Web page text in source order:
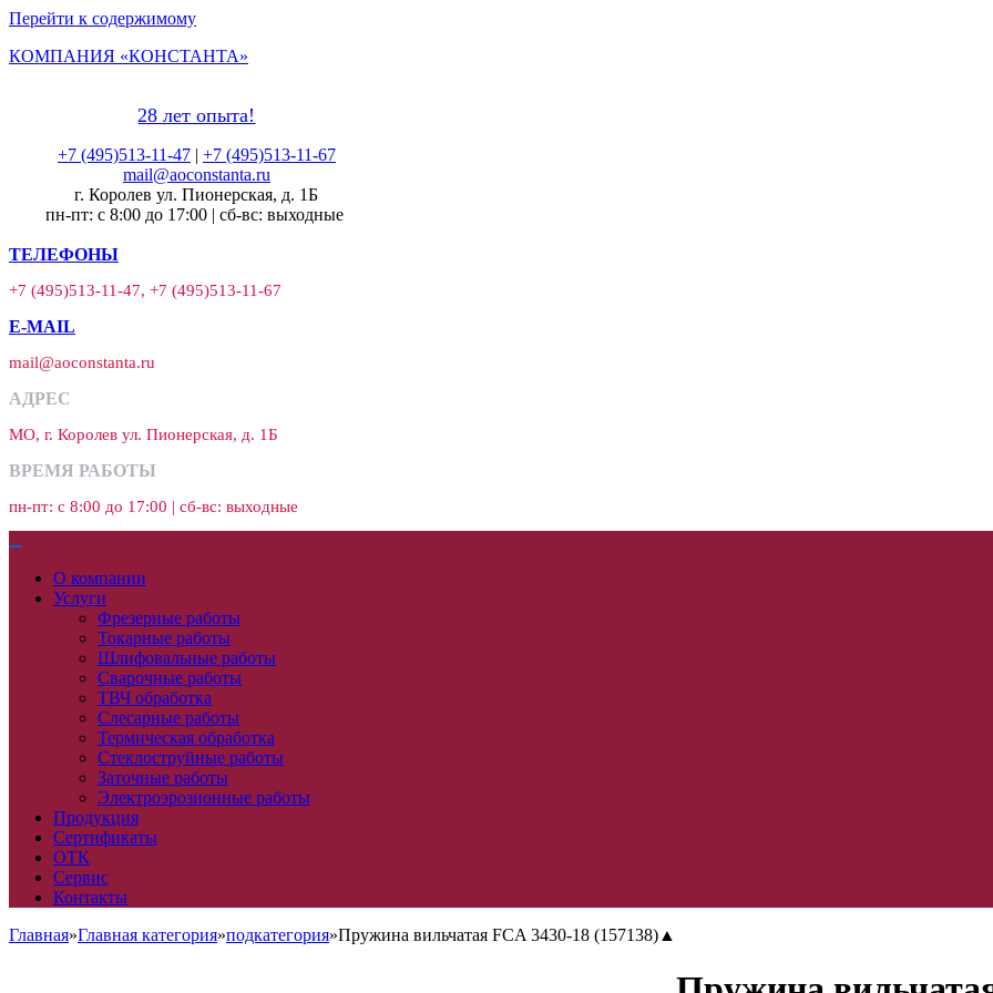
Перейти к содержимому
КОМПАНИЯ «КОНСТАНТА»
28 лет опыта!
+7 (495)513-11-47| +7 (495)513-11-67
mail@aoconstanta.ru
г. Королев ул. Пионерская, д. 1Б
пн-пт: с 8:00 до 17:00 | сб-вс: выходные
ТЕЛЕФОНЫ
+7 (495)513-11-47, +7 (495)513-11-67
E-MAIL
mail@aoconstanta.ru
АДРЕС
МО, г. Королев ул. Пионерская, д. 1Б
ВРЕМЯ РАБОТЫ
пн-пт: с 8:00 до 17:00 | сб-вс: выходные
О компании
Услуги
Фрезерные работы
Токарные работы
Шлифовальные работы
Сварочные работы
ТВЧ обработка
Слесарные работы
Термическая обработка
Стеклоструйные работы
Заточные работы
Электроэрозионные работы
Продукция
Сертификаты
ОТК
Сервис
Контакты
Главная»Главная категория»подкатегория»Пружина вильчатая FCA 3430-18 (157138)▲